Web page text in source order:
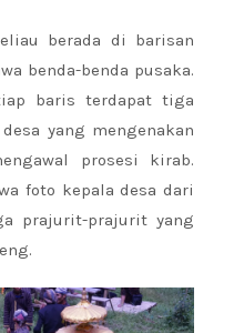
berada di barisan
benda-benda pusaka.
baris terdapat tiga
yang mengenakan
prosesi kirab.
foto kepala desa dari
prajurit-prajurit yang